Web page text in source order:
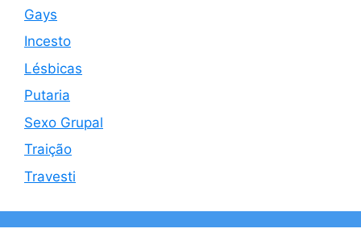
Gays
Incesto
Lésbicas
Putaria
Sexo Grupal
Traição
Travesti